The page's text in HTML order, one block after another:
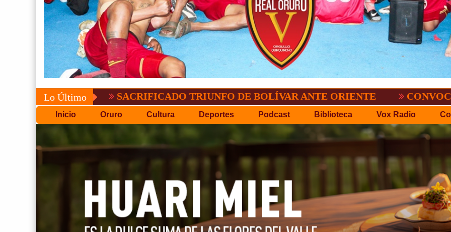
Lo ÚltimoSACRIFICADO TRIUNFO DE BOLÍVAR ANTE ORIENTE CONVOCATORIA
Inicio Oruro Cultura Deportes Podcast Biblioteca Vox Radio